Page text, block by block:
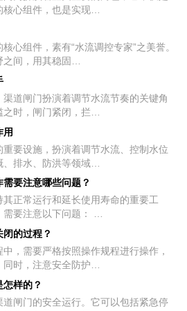
核心组件，也是实现…
心组件，素有“水流调控专家”之美誉。
之间，用其稳固…
道闸门扮演着调节水流节奏的关键角
时，闸门紧闭，拦…
用
要设施，扮演着调节水流、控制水位
排水、防洪等领域…
要注意哪些问题？
正常运行和延长使用寿命的重要工
需要注意以下问题： …
的过程？
，需要严格按照操作规程进行操作，
时，注意安全防护…
样的？
闸门的安全运行。它可以包括紧急停